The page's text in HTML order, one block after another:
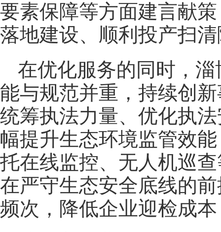
要素保障等方面建言献
落地建设、顺利投产扫
在优化服务的同时，
能与规范并重，持续创
统筹执法力量、优化执
幅提升生态环境监管效
托在线监控、无人机巡
在严守生态安全底线的
频次，降低企业迎检成